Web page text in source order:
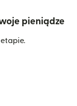
pieniądze